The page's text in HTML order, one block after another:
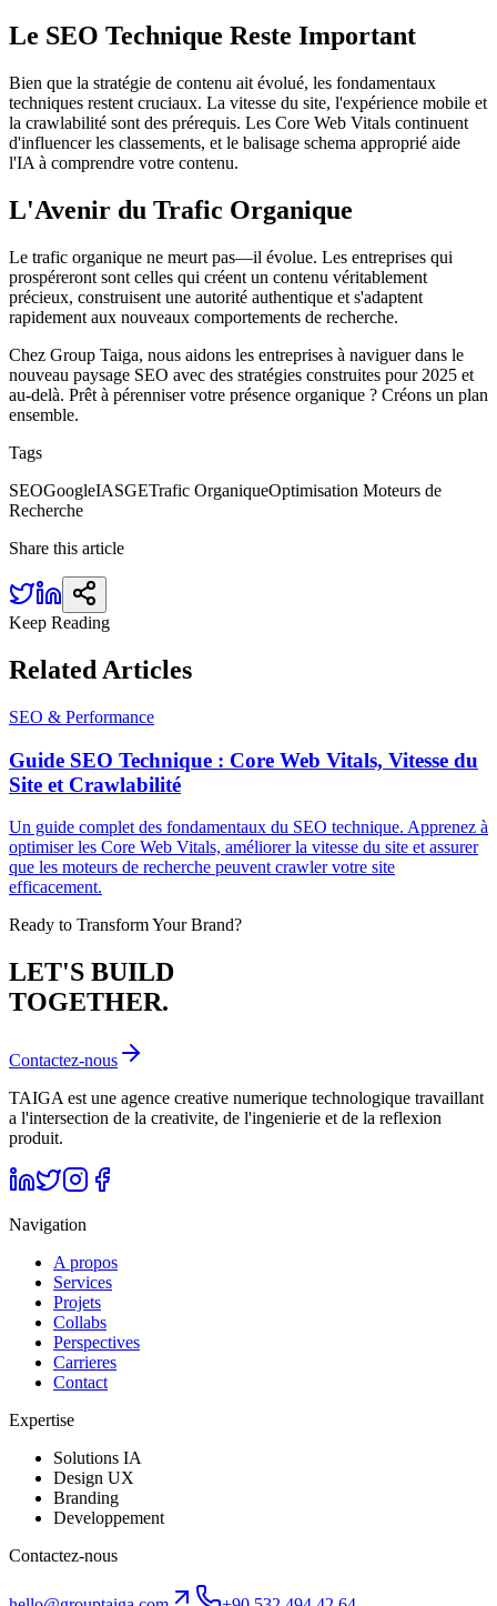
Le SEO Technique Reste Important
Bien que la stratégie de contenu ait évolué, les fondamentaux
techniques restent cruciaux. La vitesse du site, l'expérience mobile et
la crawlabilité sont des prérequis. Les Core Web Vitals continuent
d'influencer les classements, et le balisage schema approprié aide
l'IA à comprendre votre contenu.
L'Avenir du Trafic Organique
Le trafic organique ne meurt pas—il évolue. Les entreprises qui
prospéreront sont celles qui créent un contenu véritablement
précieux, construisent une autorité authentique et s'adaptent
rapidement aux nouveaux comportements de recherche.
Chez Group Taiga, nous aidons les entreprises à naviguer dans le
nouveau paysage SEO avec des stratégies construites pour 2025 et
au-delà. Prêt à pérenniser votre présence organique ? Créons un plan
ensemble.
Tags
SEOGoogleIASGETrafic OrganiqueOptimisation Moteurs de
Recherche
Share this article
Keep Reading
Related Articles
SEO & Performance
Guide SEO Technique : Core Web Vitals, Vitesse du
Site et Crawlabilité
Un guide complet des fondamentaux du SEO technique. Apprenez à
optimiser les Core Web Vitals, améliorer la vitesse du site et assurer
que les moteurs de recherche peuvent crawler votre site
efficacement.
Ready to Transform Your Brand?
LET'S BUILD
TOGETHER.
Contactez-nous
TAIGA est une agence creative numerique technologique travaillant
a l'intersection de la creativite, de l'ingenierie et de la reflexion
produit.
Navigation
A propos
Services
Projets
Collabs
Perspectives
Carrieres
Contact
Expertise
Solutions IA
Design UX
Branding
Developpement
Contactez-nous